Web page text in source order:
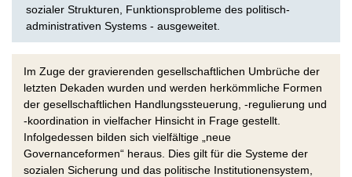
sozialer Strukturen, Funktionsprobleme des politisch-
administrativen Systems - ausgeweitet.
Im Zuge der gravierenden gesellschaftlichen Umbrüche der
letzten Dekaden wurden und werden herkömmliche Formen
der gesellschaftlichen Handlungssteuerung, -regulierung und
-koordination in vielfacher Hinsicht in Frage gestellt.
Infolgedessen bilden sich vielfältige „neue
Governanceformen“ heraus. Dies gilt für die Systeme der
sozialen Sicherung und das politische Institutionensystem,